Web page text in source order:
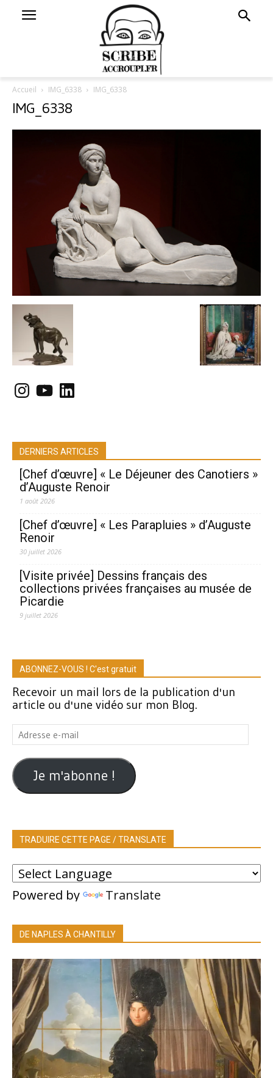
Accueil IMG_6338 IMG_6338
IMG_6338
Instagram
YouTubeLinkedIn
DERNIERS ARTICLES
[Chef d’œuvre] « Le Déjeuner des Canotiers »
d’Auguste Renoir
1 août 2026
[Chef d’œuvre] « Les Parapluies » d’Auguste
Renoir
30 juillet 2026
[Visite privée] Dessins français des
collections privées françaises au musée de
Picardie
9 juillet 2026
ABONNEZ-VOUS ! C'est gratuit
Recevoir un mail lors de la publication d'un
article ou d'une vidéo sur mon Blog.
Adresse
e-
mail
Je m'abonne !
TRADUIRE CETTE PAGE / TRANSLATE
Powered by Translate
DE NAPLES À CHANTILLY